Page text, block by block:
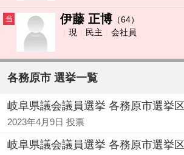
当 伊藤 正博 （64）
現
民主 会社員
各務原市 選挙一覧
岐阜県議会議員選挙 各務原市選挙区
2023年4月9日 投票
岐阜県議会議員選挙 各務原市選挙区